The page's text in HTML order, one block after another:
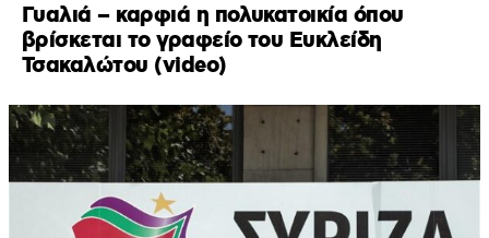
Γυαλιά – καρφιά η πολυκατοικία όπου
βρίσκεται το γραφείο του Ευκλείδη
Τσακαλώτου (video)